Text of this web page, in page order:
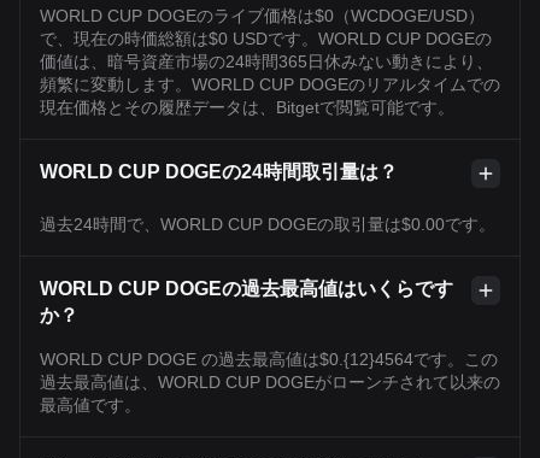
WORLD CUP DOGEのライブ価格は$0（WCDOGE/USD）
で、現在の時価総額は$0 USDです。WORLD CUP DOGEの
価値は、暗号資産市場の24時間365日休みない動きにより、
頻繁に変動します。WORLD CUP DOGEのリアルタイムでの
現在価格とその履歴データは、Bitgetで閲覧可能です。
WORLD CUP DOGEの24時間取引量は？
過去24時間で、WORLD CUP DOGEの取引量は$0.00です。
WORLD CUP DOGEの過去最高値はいくらです
か？
WORLD CUP DOGE の過去最高値は$0.{12}4564です。この
過去最高値は、WORLD CUP DOGEがローンチされて以来の
最高値です。